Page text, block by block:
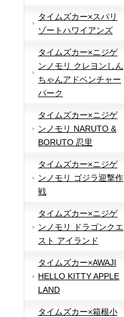
タイムズカー×スパリ
ゾートハワイアンズ
タイムズカー×ニジゲ
ンノモリ クレヨンしん
ちゃんアドベンチャー
パーク
タイムズカー×ニジゲ
ンノモリ NARUTO &
BORUTO 忍里
タイムズカー×ニジゲ
ンノモリ ゴジラ迎撃作
戦
タイムズカー×ニジゲ
ンノモリ ドラゴンクエ
スト アイランド
タイムズカー×AWAJI
HELLO KITTY APPLE
LAND
タイムズカー×箱根小